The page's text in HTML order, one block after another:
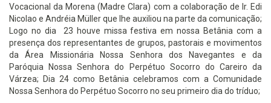
Vocacional da Morena (Madre Clara) com a colaboração de Ir. Edi
Nicolao e Andréia Müller que lhe auxiliou na parte da comunicação;
Logo no dia 23 houve missa festiva em nossa Betânia com a
presença dos representantes de grupos, pastorais e movimentos
da Área Missionária Nossa Senhora dos Navegantes e da
Paróquia Nossa Senhora do Perpétuo Socorro do Careiro da
Várzea; Dia 24 como Betânia celebramos com a Comunidade
Nossa Senhora do Perpétuo Socorro no seu primeiro dia do tríduo;